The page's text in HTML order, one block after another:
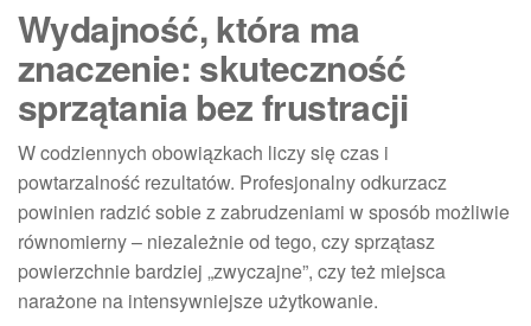
Wydajność, która ma
znaczenie: skuteczność
sprzątania bez frustracji
W codziennych obowiązkach liczy się czas i
powtarzalność rezultatów. Profesjonalny odkurzacz
powinien radzić sobie z zabrudzeniami w sposób możliwie
równomierny – niezależnie od tego, czy sprzątasz
powierzchnie bardziej „zwyczajne”, czy też miejsca
narażone na intensywniejsze użytkowanie.